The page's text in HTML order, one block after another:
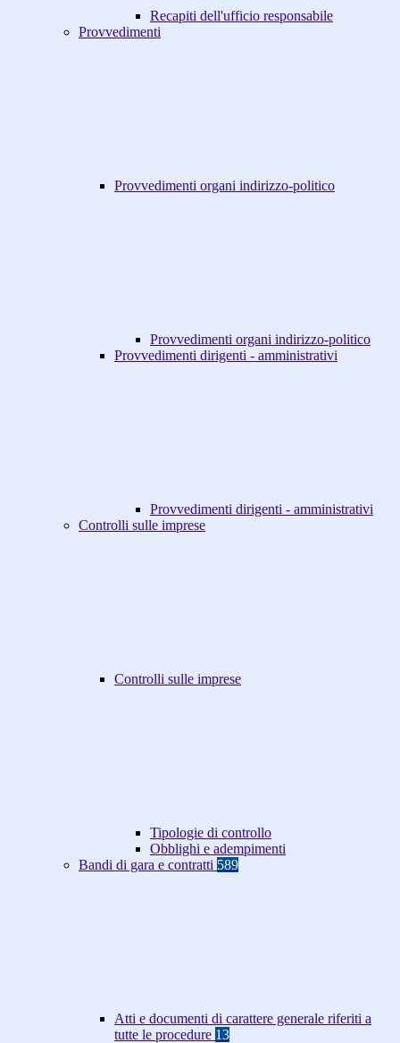
Recapiti dell'ufficio responsabile
Provvedimenti
Provvedimenti organi indirizzo-politico
Provvedimenti organi indirizzo-politico
Provvedimenti dirigenti - amministrativi
Provvedimenti dirigenti - amministrativi
Controlli sulle imprese
Controlli sulle imprese
Tipologie di controllo
Obblighi e adempimenti
Bandi di gara e contratti 589
Atti e documenti di carattere generale riferiti a
tutte le procedure 13